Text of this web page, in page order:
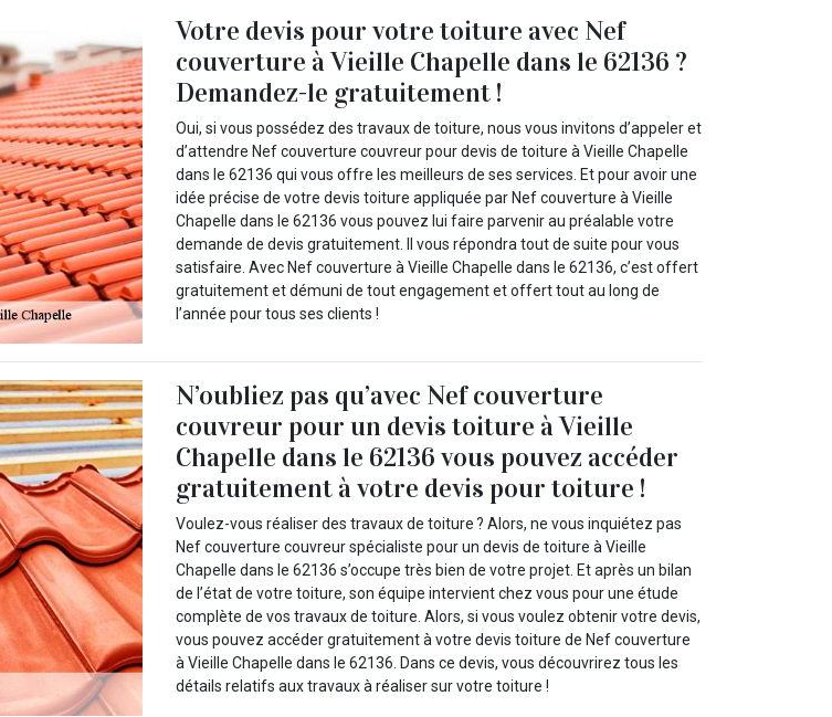
Votre devis pour votre toiture avec Nef
couverture à Vieille Chapelle dans le 62136 ?
Demandez-le gratuitement !
Oui, si vous possédez des travaux de toiture, nous vous invitons d’appeler et
d’attendre Nef couverture couvreur pour devis de toiture à Vieille Chapelle
dans le 62136 qui vous offre les meilleurs de ses services. Et pour avoir une
idée précise de votre devis toiture appliquée par Nef couverture à Vieille
Chapelle dans le 62136 vous pouvez lui faire parvenir au préalable votre
demande de devis gratuitement. Il vous répondra tout de suite pour vous
satisfaire. Avec Nef couverture à Vieille Chapelle dans le 62136, c’est offert
gratuitement et démuni de tout engagement et offert tout au long de
l’année pour tous ses clients !
N’oubliez pas qu’avec Nef couverture
couvreur pour un devis toiture à Vieille
Chapelle dans le 62136 vous pouvez accéder
gratuitement à votre devis pour toiture !
Voulez-vous réaliser des travaux de toiture ? Alors, ne vous inquiétez pas
Nef couverture couvreur spécialiste pour un devis de toiture à Vieille
Chapelle dans le 62136 s’occupe très bien de votre projet. Et après un bilan
de l’état de votre toiture, son équipe intervient chez vous pour une étude
complète de vos travaux de toiture. Alors, si vous voulez obtenir votre devis,
vous pouvez accéder gratuitement à votre devis toiture de Nef couverture
à Vieille Chapelle dans le 62136. Dans ce devis, vous découvrirez tous les
détails relatifs aux travaux à réaliser sur votre toiture !